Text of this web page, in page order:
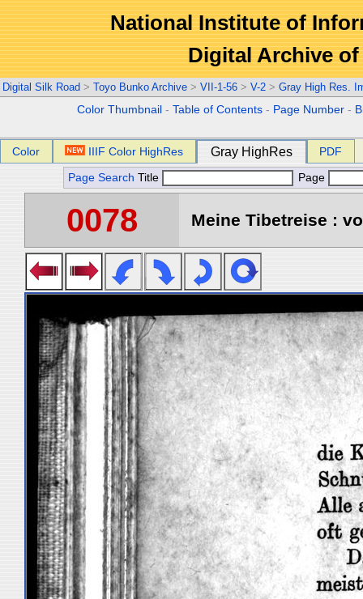
National Institute of
Digital Archive
Digital Silk Road > Toyo Bunko Archive > VII-1-56 > V-2 > Gray High Res.
Color Thumbnail -Table of Contents - Page Number -
Color IIIF Color HighRes Gray HighRes PDF
Page Search Title Page
0078 Meine Tibetreise :